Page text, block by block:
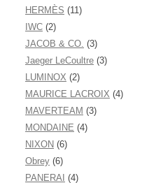
HERMÈS (11)
IWC (2)
JACOB & CO. (3)
Jaeger LeCoultre (3)
LUMINOX (2)
MAURICE LACROIX (4)
MAVERTEAM (3)
MONDAINE (4)
NIXON (6)
Obrey (6)
PANERAI (4)